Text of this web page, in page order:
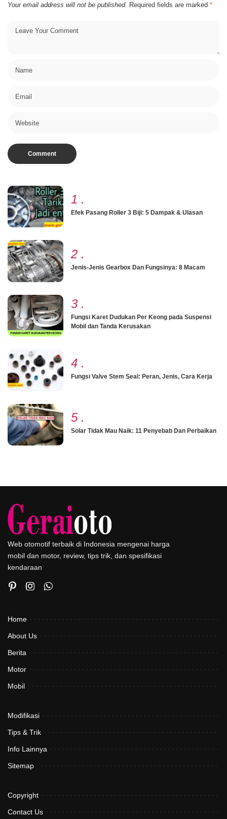
Your email address will not be published. Required fields are marked *
1 .
Efek Pasang Roller 3 Biji: 5 Dampak & Ulasan
2 .
Jenis-Jenis Gearbox Dan Fungsinya: 8 Macam
3 .
Fungsi Karet Dudukan Per Keong pada Suspensi
Mobil dan Tanda Kerusakan
4 .
Fungsi Valve Stem Seal: Peran, Jenis, Cara Kerja
5 .
Solar Tidak Mau Naik: 11 Penyebab Dan Perbaikan
Web otomotif terbaik di Indonesia mengenai harga
mobil dan motor, review, tips trik, dan spesifikasi
kendaraan
Home
About Us
Berita
Motor
Mobil
Modifikasi
Tips & Trik
Info Lainnya
Sitemap
Copyright
Contact Us